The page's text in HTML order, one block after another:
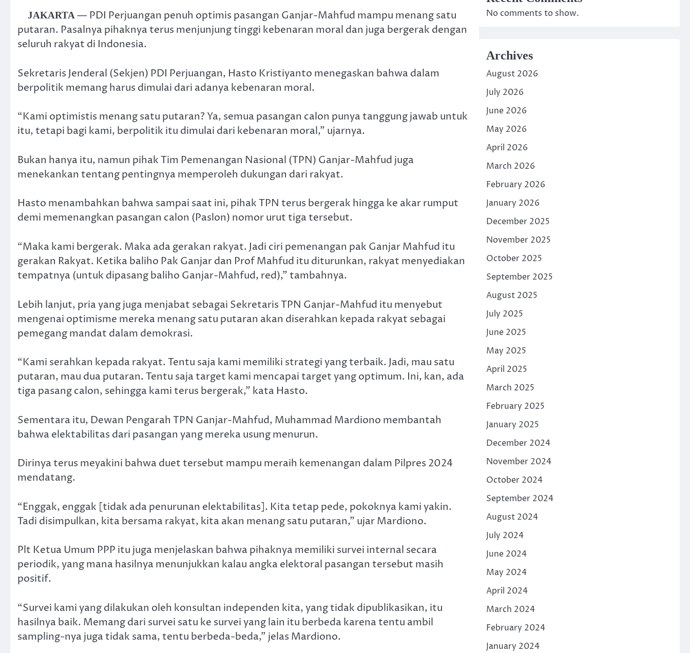
JAKARTA— PDI Perjuangan penuh optimis pasangan Ganjar-Mahfud mampu menang satu
putaran. Pasalnya pihaknya terus menjunjung tinggi kebenaran moral dan juga bergerak dengan
seluruh rakyat di Indonesia.
Sekretaris Jenderal (Sekjen) PDI Perjuangan, Hasto Kristiyanto menegaskan bahwa dalam
berpolitik memang harus dimulai dari adanya kebenaran moral.
“Kami optimistis menang satu putaran? Ya, semua pasangan calon punya tanggung jawab untuk
itu, tetapi bagi kami, berpolitik itu dimulai dari kebenaran moral,” ujarnya.
Bukan hanya itu, namun pihak Tim Pemenangan Nasional (TPN) Ganjar-Mahfud juga
menekankan tentang pentingnya memperoleh dukungan dari rakyat.
Hasto menambahkan bahwa sampai saat ini, pihak TPN terus bergerak hingga ke akar rumput
demi memenangkan pasangan calon (Paslon) nomor urut tiga tersebut.
“Maka kami bergerak. Maka ada gerakan rakyat. Jadi ciri pemenangan pak Ganjar Mahfud itu
gerakan Rakyat. Ketika baliho Pak Ganjar dan Prof Mahfud itu diturunkan, rakyat menyediakan
tempatnya (untuk dipasang baliho Ganjar-Mahfud, red),” tambahnya.
Lebih lanjut, pria yang juga menjabat sebagai Sekretaris TPN Ganjar-Mahfud itu menyebut
mengenai optimisme mereka menang satu putaran akan diserahkan kepada rakyat sebagai
pemegang mandat dalam demokrasi.
“Kami serahkan kepada rakyat. Tentu saja kami memiliki strategi yang terbaik. Jadi, mau satu
putaran, mau dua putaran. Tentu saja target kami mencapai target yang optimum. Ini, kan, ada
tiga pasang calon, sehingga kami terus bergerak,” kata Hasto.
Sementara itu, Dewan Pengarah TPN Ganjar-Mahfud, Muhammad Mardiono membantah
bahwa elektabilitas dari pasangan yang mereka usung menurun.
Dirinya terus meyakini bahwa duet tersebut mampu meraih kemenangan dalam Pilpres 2024
mendatang.
“Enggak, enggak [tidak ada penurunan elektabilitas]. Kita tetap pede, pokoknya kami yakin.
Tadi disimpulkan, kita bersama rakyat, kita akan menang satu putaran,” ujar Mardiono.
Plt Ketua Umum PPP itu juga menjelaskan bahwa pihaknya memiliki survei internal secara
periodik, yang mana hasilnya menunjukkan kalau angka elektoral pasangan tersebut masih
positif.
“Survei kami yang dilakukan oleh konsultan independen kita, yang tidak dipublikasikan, itu
hasilnya baik. Memang dari survei satu ke survei yang lain itu berbeda karena tentu ambil
sampling-nya juga tidak sama, tentu berbeda-beda,” jelas Mardiono.
No comments to show.
Archives
August 2026
July 2026
June 2026
May 2026
April 2026
March 2026
February 2026
January 2026
December 2025
November 2025
October 2025
September 2025
August 2025
July 2025
June 2025
May 2025
April 2025
March 2025
February 2025
January 2025
December 2024
November 2024
October 2024
September 2024
August 2024
July 2024
June 2024
May 2024
April 2024
March 2024
February 2024
January 2024